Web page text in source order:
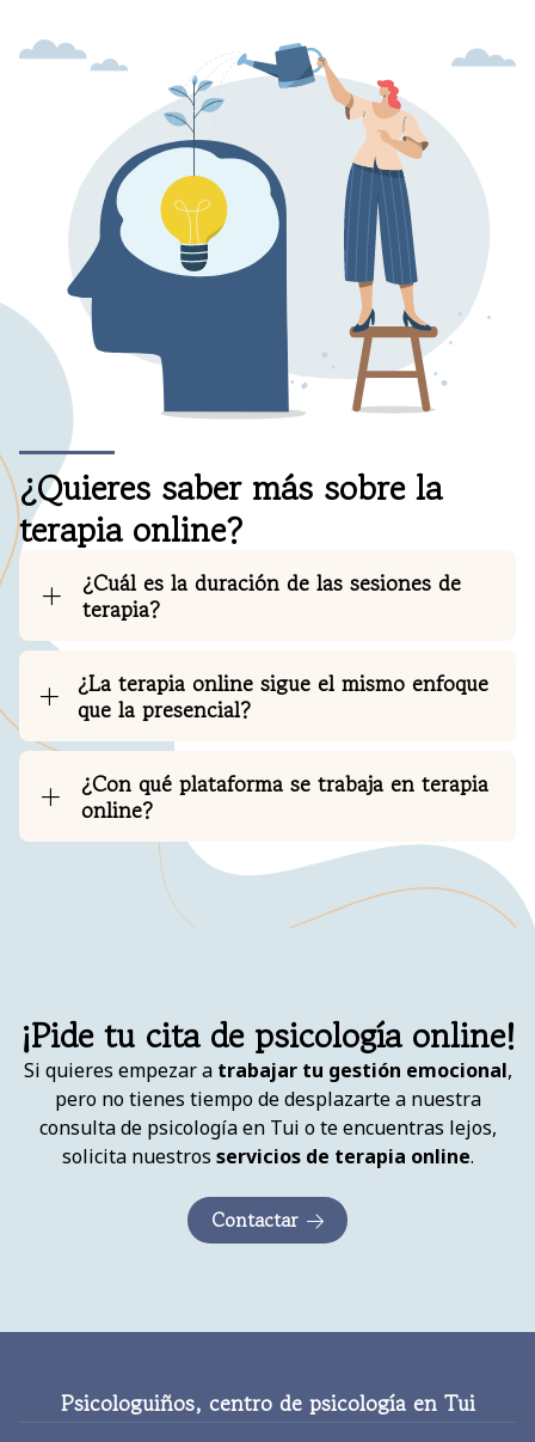
¿Quieres saber más sobre la
terapia online?
¿Cuál es la duración de las sesiones de
terapia?
¿La terapia online sigue el mismo enfoque
que la presencial?
¿Con qué plataforma se trabaja en terapia
online?
¡Pide tu cita de psicología online!
Si quieres empezar a trabajar tu gestión emocional,
pero no tienes tiempo de desplazarte a nuestra
consulta de psicología en Tui o te encuentras lejos,
solicita nuestros servicios de terapia online.
Contactar
Psicologuiños, centro de psicología en Tui